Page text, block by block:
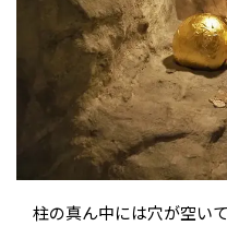
柱の真ん中には穴が空い